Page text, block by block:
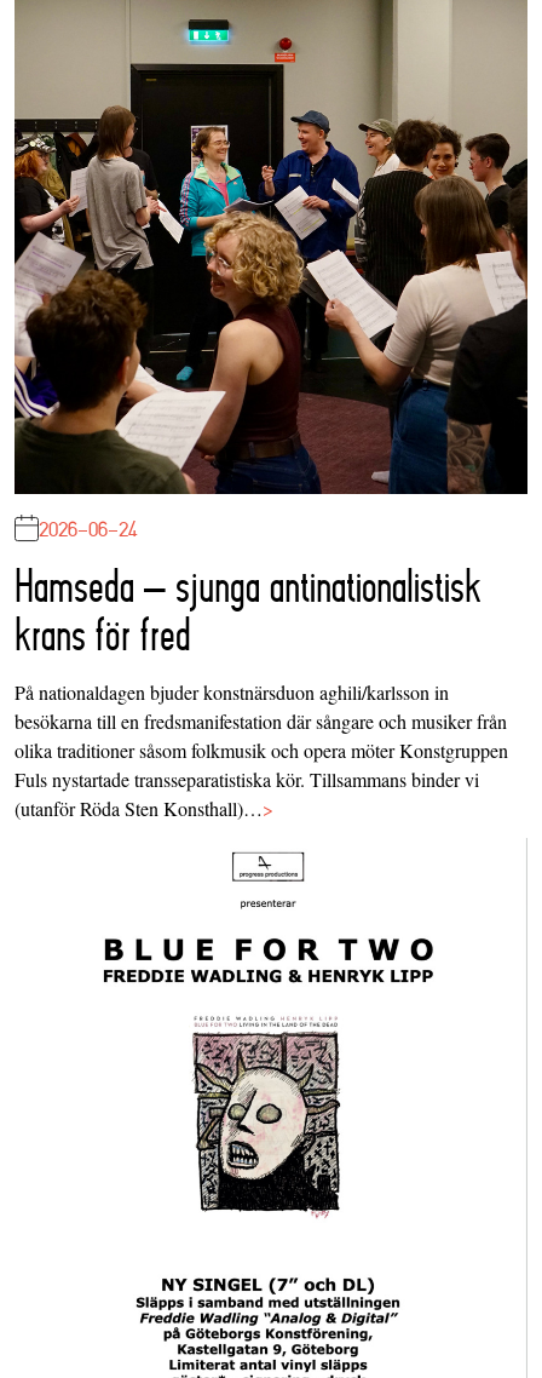
2026-06-24
Hamseda – sjunga antinationalistisk
krans för fred
På nationaldagen bjuder konstnärsduon aghili/karlsson in
besökarna till en fredsmanifestation där sångare och musiker från
olika traditioner såsom folkmusik och opera möter Konstgruppen
Fuls nystartade transseparatistiska kör. Tillsammans binder vi
(utanför Röda Sten Konsthall)…>